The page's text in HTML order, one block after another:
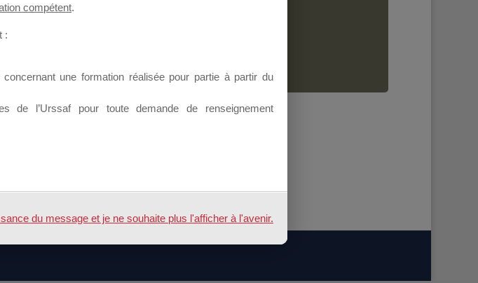
un message ou poser une question.
compétent.
:
une formation réalisée pour partie à partir du
de l’Urssaf pour toute demande de renseignement
du message et je ne souhaite plus l'afficher à l'avenir.